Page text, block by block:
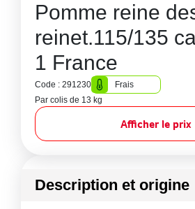
Pomme reine
reinet.115/135
1 France
Code : 291230
Frais
Par colis de 13 kg
Afficher le prix
Description et origine